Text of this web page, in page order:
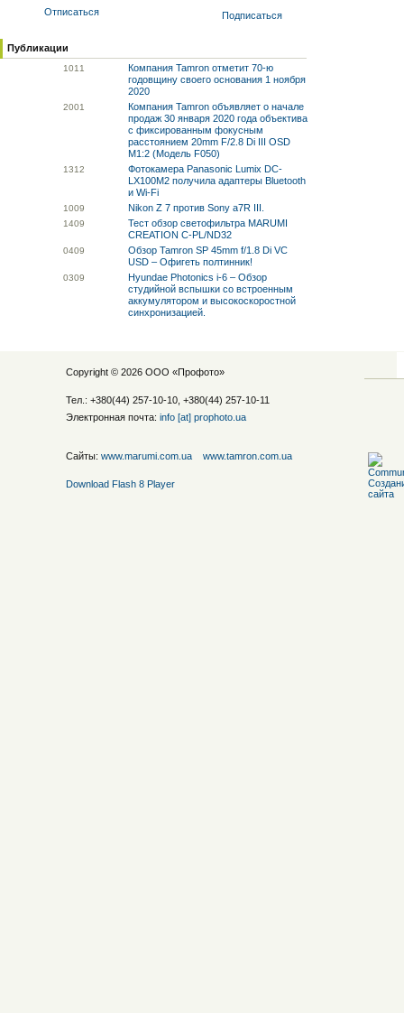
Отписаться Подписаться
Публикации
1011
Компания Tamron отметит 70-ю
годовщину своего основания 1 ноября
2020
2001
Компания Tamron объявляет о начале
продаж 30 января 2020 года объектива
с фиксированным фокусным
расстоянием 20mm F/2.8 Di III OSD
M1:2 (Модель F050)
1312
Фотокамера Panasonic Lumix DC-
LX100M2 получила адаптеры Bluetooth
и Wi-Fi
1009 Nikon Z 7 против Sony a7R III.
1409
Тест обзор светофильтра MARUMI
CREATION C-PL/ND32
0409
Обзор Tamron SP 45mm f/1.8 Di VC
USD – Офигеть полтинник!
0309
Hyundae Photonics i-6 – Обзор
студийной вспышки со встроенным
аккумулятором и высокоскоростной
синхронизацией.
Copyright © 2026 ООО «Профото»
Тел.: +380(44) 257-10-10, +380(44) 257-10-11
Электронная почта: info [at] prophoto.ua
Сайты: www.marumi.com.ua www.tamron.com.ua
Download Flash 8 Player